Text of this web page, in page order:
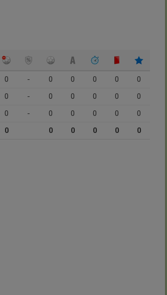
0 - 0 0 0 0
0
0 - 0 0 0 0
0
0 - 0 0 0 0
0
0 0 0 0 0 0